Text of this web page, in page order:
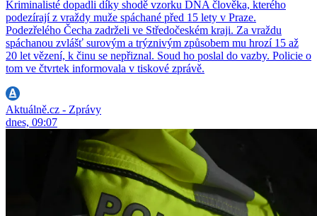
Kriminalisté dopadli díky shodě vzorku DNA člověka, kterého
podezírají z vraždy muže spáchané před 15 lety v Praze.
Podezřelého Čecha zadrželi ve Středočeském kraji. Za vraždu
spáchanou zvlášť surovým a trýznivým způsobem mu hrozí 15 až
20 let vězení, k činu se nepřiznal. Soud ho poslal do vazby. Policie o
tom ve čtvrtek informovala v tiskové zprávě.
Aktuálně.cz - Zprávy
dnes, 09:07